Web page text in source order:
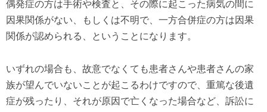
偶発症の方は手術や検査と、その際に起こった病気の間に
因果関係がない、もしくは不明で、一方合併症の方は因果
関係が認められる、ということになります。
いずれの場合も、故意でなくても患者さんや患者さんの家
族が望んでいないことが起こるわけですので、重篤な後遺
症が残ったり、それが原因で亡くなった場合など、訴訟に